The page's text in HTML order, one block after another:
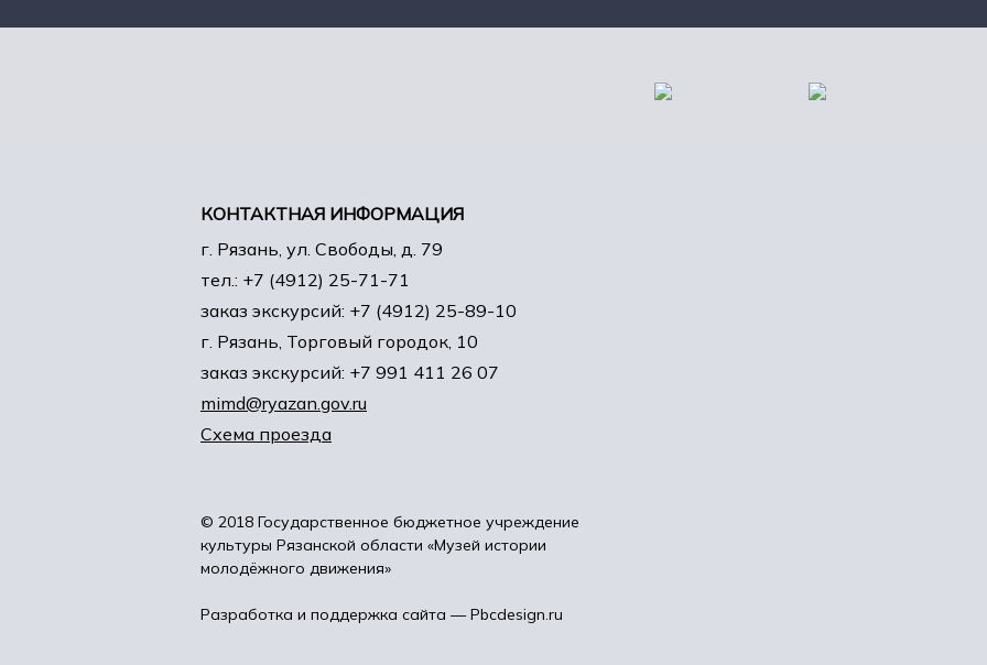
КОНТАКТНАЯ ИНФОРМАЦИЯ
г. Рязань, ул. Свободы, д. 79
тел.: +7 (4912) 25-71-71
заказ экскурсий: +7 (4912) 25-89-10
г. Рязань, Торговый городок, 10
заказ экскурсий: +7 991 411 26 07
mimd@ryazan.gov.ru
Схема проезда
© 2018 Государственное бюджетное учреждение
культуры Рязанской области «Музей истории
молодёжного движения»
Разработка и поддержка сайта —Pbcdesign.ru